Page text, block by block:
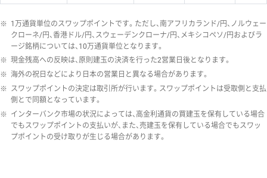
※ 1万通貨単位のスワップポイントです。ただし、南アフリカランド/円、ノルウェー
クローネ/円、香港ドル/円、スウェーデンクローナ/円、メキシコペソ/円およびラ
ージ銘柄については、10万通貨単位となります。
※ 現金残高への反映は、原則建玉の決済を行った2営業日後となります。
※ 海外の祝日などにより日本の営業日と異なる場合があります。
※ スワップポイントの決定は取引所が行います。スワップポイントは受取側と支払
側とで同額となっています。
※ インターバンク市場の状況によっては、高金利通貨の買建玉を保有している場合
でもスワップポイントの支払いが、また、売建玉を保有している場合でもスワッ
プポイントの受け取りが生じる場合があります。